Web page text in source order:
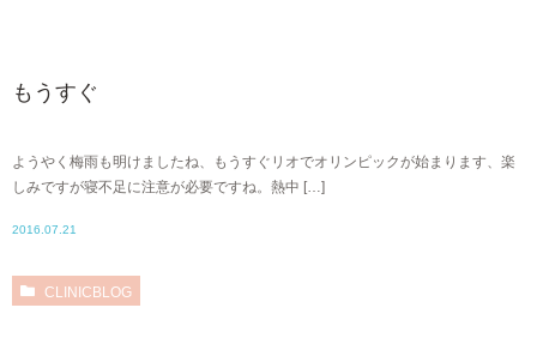
もうすぐ
ようやく梅雨も明けましたね、もうすぐリオでオリンピックが始まります、楽
しみですが寝不足に注意が必要ですね。熱中 […]
2016.07.21
CLINICBLOG